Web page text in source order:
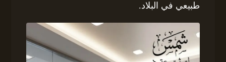
طبيعي في البلاد.